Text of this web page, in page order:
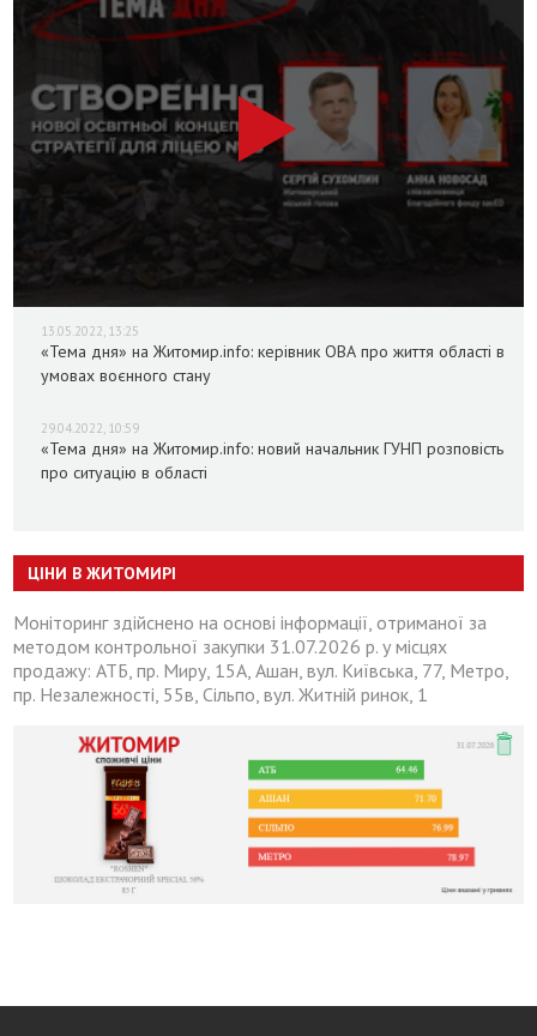
13.05.2022, 13:25
«Тема дня» на Житомир.info: керівник ОВА про життя області в
умовах воєнного стану
29.04.2022, 10:59
«Тема дня» на Житомир.info: новий начальник ГУНП розповість
про ситуацію в області
ЦІНИ В ЖИТОМИРІ
Моніторинг здійснено на основі інформації, отриманої за
методом контрольної закупки 31.07.2026 р. у місцях
продажу: АТБ, пр. Миру, 15А, Ашан, вул. Київська, 77, Метро,
пр. Незалежності, 55в, Сільпо, вул. Житній ринок, 1